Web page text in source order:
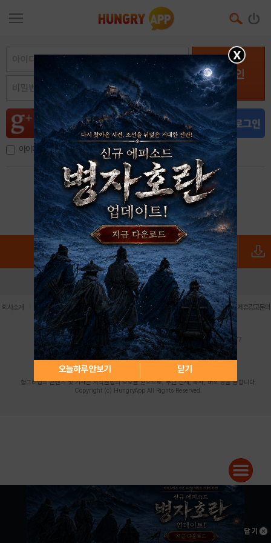
로그인
아이디, 이메일 저장
아이디 / 비밀번호 찾기 회원가입
X
오늘하루 안보기 닫기
로그인 PC버전 전체앱
회사소개 이용약관 | 개인정보 처리방침 | 청소년 보호정책 | 불법촬영물 신고센터 | 제휴광고문의
사업자등록번호:119-86-61101 (주)스마트나우 대표이사:송현두
주소: 서울시 금천구 가산디지털1로 171 연락처:063-284-8635 팩스:02-6265-0377
청소년보호책임자:김동욱desk@hungryapp.co.kr
등록번호:서울아02322 | 등록일자:2016년4월25일
발행인:(주)스마트나우 송현두 | 편집인:김동욱
헝그리앱의 콘텐츠 및 기사는 저작권법의 보호를 받으므로, 무단 전재, 복사, 배포 등을 금합니다.
Copyright (c) HungryApp All Rights Reserved.